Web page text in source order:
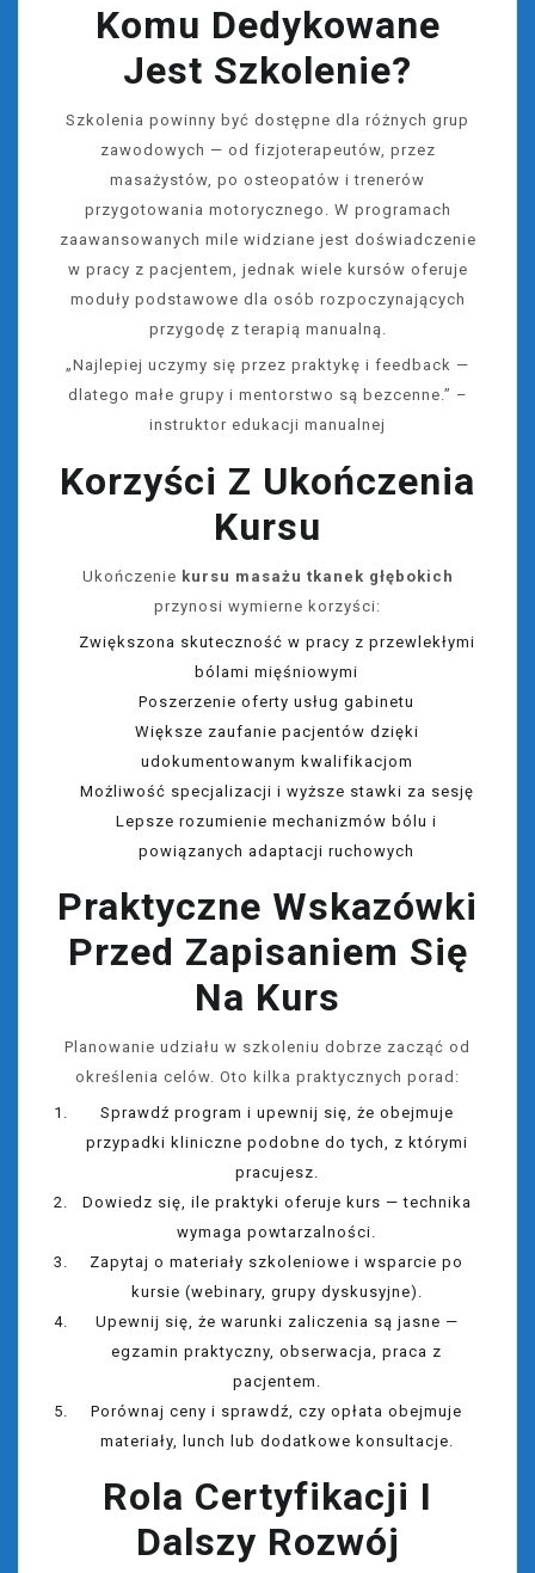
Komu Dedykowane
Jest Szkolenie?
Szkolenia powinny być dostępne dla różnych grup
zawodowych — od fizjoterapeutów, przez
masażystów, po osteopatów i trenerów
przygotowania motorycznego. W programach
zaawansowanych mile widziane jest doświadczenie
w pracy z pacjentem, jednak wiele kursów oferuje
moduły podstawowe dla osób rozpoczynających
przygodę z terapią manualną.
„Najlepiej uczymy się przez praktykę i feedback —
dlatego małe grupy i mentorstwo są bezcenne.” –
instruktor edukacji manualnej
Korzyści Z Ukończenia
Kursu
Ukończenie kursu masażu tkanek głębokich
przynosi wymierne korzyści:
Zwiększona skuteczność w pracy z przewlekłymi
bólami mięśniowymi
Poszerzenie oferty usług gabinetu
Większe zaufanie pacjentów dzięki
udokumentowanym kwalifikacjom
Możliwość specjalizacji i wyższe stawki za sesję
Lepsze rozumienie mechanizmów bólu i
powiązanych adaptacji ruchowych
Praktyczne Wskazówki
Przed Zapisaniem Się
Na Kurs
Planowanie udziału w szkoleniu dobrze zacząć od
określenia celów. Oto kilka praktycznych porad:
Sprawdź program i upewnij się, że obejmuje
przypadki kliniczne podobne do tych, z którymi
pracujesz.
Dowiedz się, ile praktyki oferuje kurs — technika
wymaga powtarzalności.
Zapytaj o materiały szkoleniowe i wsparcie po
kursie (webinary, grupy dyskusyjne).
Upewnij się, że warunki zaliczenia są jasne —
egzamin praktyczny, obserwacja, praca z
pacjentem.
Porównaj ceny i sprawdź, czy opłata obejmuje
materiały, lunch lub dodatkowe konsultacje.
Rola Certyfikacji I
Dalszy Rozwój